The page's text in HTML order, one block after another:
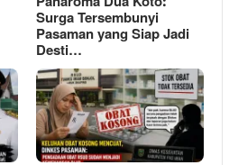
Surga Tersembunyi
Pasaman yang Siap Jadi
Desti…